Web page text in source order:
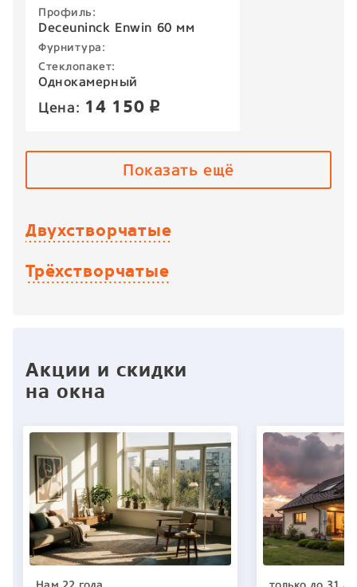
Профиль:
Deceuninck Enwin 60 мм
Фурнитура:
Стеклопакет:
Однокамерный
Цена: 14 150 p
Показать ещё
Двухстворчатые
Трёхстворчатые
Акции и скидки
на окна